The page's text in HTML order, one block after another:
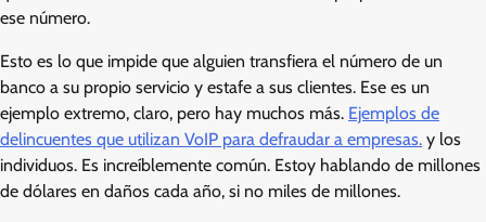
ese número.
Esto es lo que impide que alguien transfiera el número de un
banco a su propio servicio y estafe a sus clientes. Ese es un
ejemplo extremo, claro, pero hay muchos más. Ejemplos de
delincuentes que utilizan VoIP para defraudar a empresas. y los
individuos. Es increíblemente común. Estoy hablando de millones
de dólares en daños cada año, si no miles de millones.